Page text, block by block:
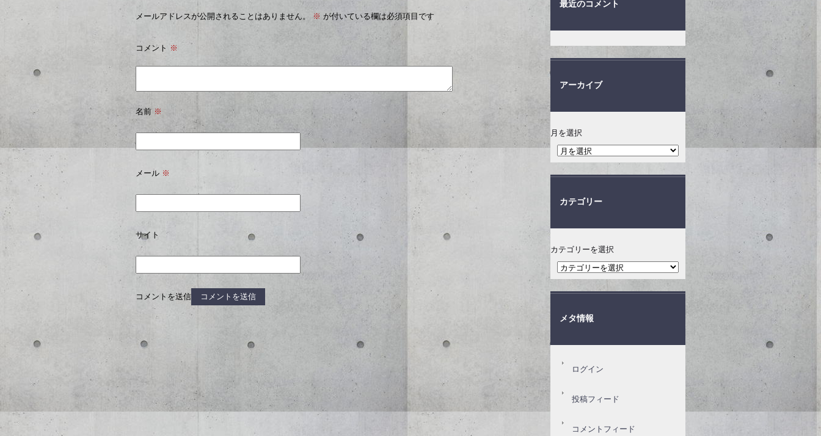
メールアドレスが公開されることはありません。 ※ が付いている欄は必須項目です
コメント ※
名前 ※
メール ※
サイト
コメントを送信
最近のコメント
アーカイブ
月を選択
カテゴリー
カテゴリーを選択
メタ情報
ログイン
投稿フィード
コメントフィード